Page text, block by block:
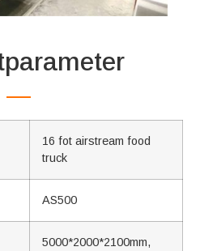
16 fot airstream food
truck
AS500
5000*2000*2100mm,